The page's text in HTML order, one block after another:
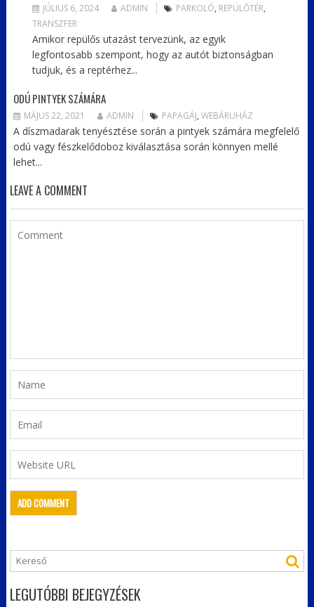
JÚLIUS 6, 2024 ADMIN PARKOLÓ, REPÜLŐTÉR,
TRANSZFER
Amikor repülős utazást tervezünk, az egyik
legfontosabb szempont, hogy az autót biztonságban
tudjuk, és a reptérhez...
ODÚ PINTYEK SZÁMÁRA
MÁJUS 22, 2021 ADMIN PAPAGÁJ, WEBÁRUHÁZ
A díszmadarak tenyésztése során a pintyek számára megfelelő
odú vagy fészkelődoboz kiválasztása során könnyen mellé
lehet...
LEAVE A COMMENT
LEGUTÓBBI BEJEGYZÉSEK